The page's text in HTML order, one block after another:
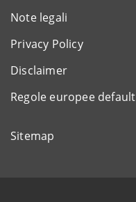
Note legali
Privacy Policy
Disclaimer
Regole europee default
Sitemap